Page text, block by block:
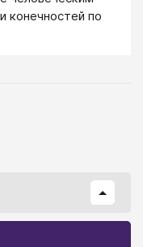
конечностей по